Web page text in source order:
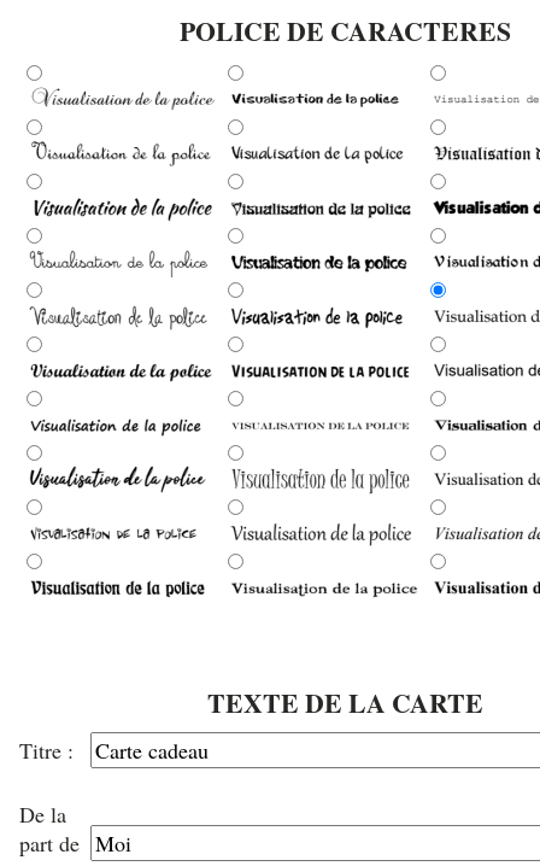
POLICE DE CARACTERES
TEXTE DE LA CARTE
Titre :
De la
part de